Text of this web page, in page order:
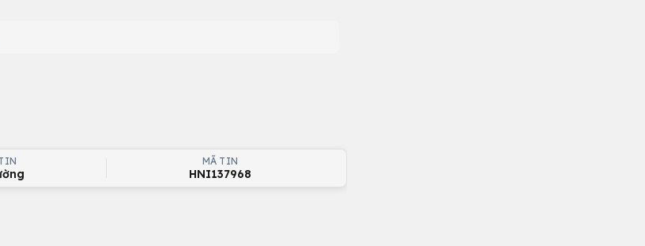
MÃ TIN
HNI137968